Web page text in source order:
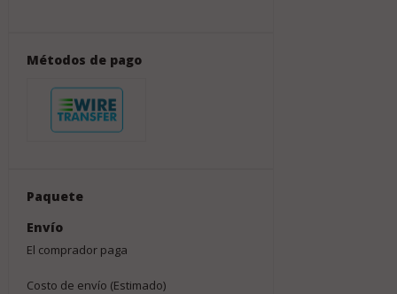
Métodos de pago
Paquete
Envío
El comprador paga
Costo de envío (Estimado)